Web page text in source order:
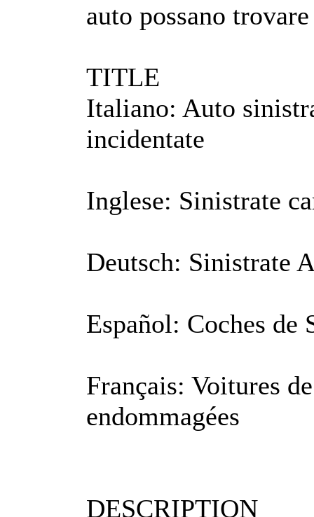
auto possano
TITLE
Italiano: Auto
incidentate
Inglese: Sinistrate
Deutsch: Sinistrate
Español: Coches de
Français: Voitures
endommagées
DESCRIPTION